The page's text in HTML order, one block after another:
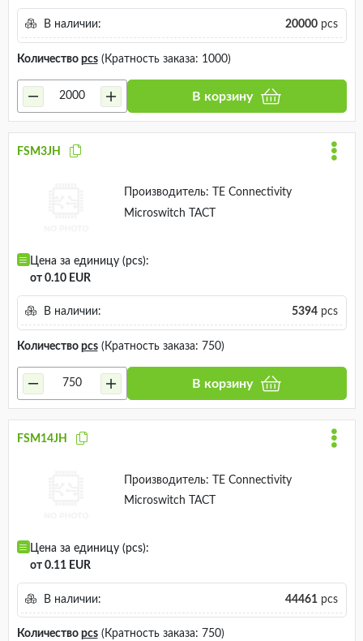
В наличии: 20000pcs
Количество pcs(Кратность заказа: 1000)
В корзину
FSM3JH
Производитель:
TE Connectivity
Microswitch TACT
Цена за единицу (pcs):
от 0.10 EUR
В наличии: 5394pcs
Количество pcs(Кратность заказа: 750)
В корзину
FSM14JH
Производитель:
TE Connectivity
Microswitch TACT
Цена за единицу (pcs):
от 0.11 EUR
В наличии: 44461 pcs
Количество pcs(Кратность заказа: 750)